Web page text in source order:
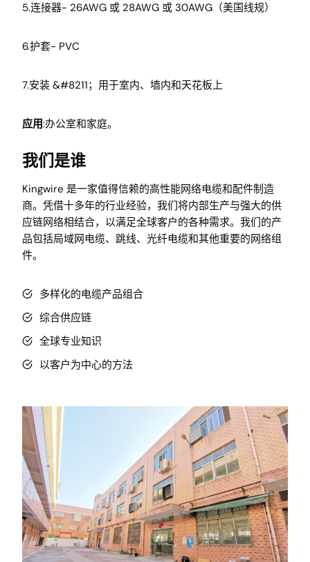
5.连接器- 26AWG 或 28AWG 或 30AWG（美国线规）
6.护套- PVC
7.安装 &#8211；用于室内、墙内和天花板上
应用:办公室和家庭。
我们是谁
Kingwire 是一家值得信赖的高性能网络电缆和配件制造
商。凭借十多年的行业经验，我们将内部生产与强大的供
应链网络相结合，以满足全球客户的各种需求。我们的产
品包括局域网电缆、跳线、光纤电缆和其他重要的网络组
件。
多样化的电缆产品组合
综合供应链
全球专业知识
以客户为中心的方法